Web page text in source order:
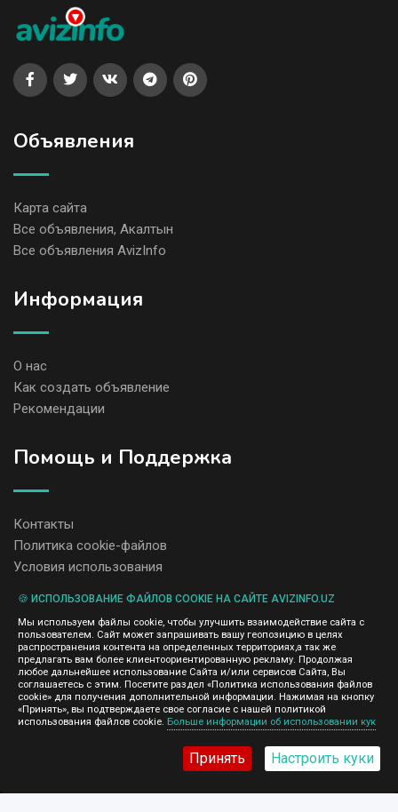
Объявления
Карта сайта
Все объявления, Акалтын
Все объявления AvizInfo
Информация
О нас
Как создать объявление
Рекомендации
Помощь и Поддержка
Контакты
Политика cookie-файлов
Условия использования
содержание размещенных объявлений.
Мы ценим конфиденциальность наших пользователей. Мы не
передаем и не продаем личную информацию зарегистрированных
пользователей AvizInfo.uz третьим лицам. Мы не отвечаем за
правила конфиденциальности сайтов на которые ссылается
AvizInfo.uz. На некоторых страницах нашего сайта представлена
реклама Google Adsense Advertising Network. Чтобы узнать
подробней о правилах конфиденциальности Googleнажмите тут
🍪 ИСПОЛЬЗОВАНИЕ ФАЙЛОВ COOKIE НА САЙТЕ AVIZINFO.UZ
Мы используем файлы cookie, чтобы улучшить взаимодействие сайта с
пользователем. Сайт может запрашивать вашу геопозицию в целях
распространения контента на определенных территориях,а так же
предлагать вам более клиентоориентированную рекламу. Продолжая
любое дальнейшее использование Сайта и/или сервисов Сайта, Вы
соглашаетесь с этим. Посетите раздел «Политика использования файлов
cookie» для получения дополнительной информации. Нажимая на кнопку
«Принять», вы подтверждаете свое согласие с нашей политикой
использования файлов cookie. Больше информации об использовании кук
Принять Настроить куки